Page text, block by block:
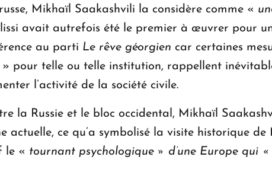
Mikhaïl Saakashvili la considère comme «
avait autrefois été le premier à œuvrer pour
au parti Le rêve géorgien car certaines
» pour telle ou telle institution, rappellent
l’activité de la société civile.
la Russie et le bloc occidental, Mikhaïl
ce qu’a symbolisé la visite historique
le « tournant psychologique » d’une Europe qui